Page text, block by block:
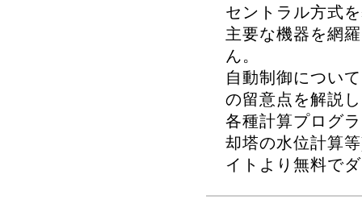
セントラル方式
主要な機器を網
ん。
自動制御につい
の留意点を解説
各種計算プログ
却塔の水位計算
イトより無料で